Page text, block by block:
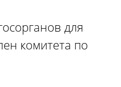
для
комитета по